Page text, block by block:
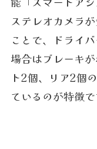
ステレオカメラ
ことで、ドライ
場合はブレーキ
ト2個、リア2個
ているのが特徴で